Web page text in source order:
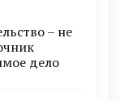
– не
дело